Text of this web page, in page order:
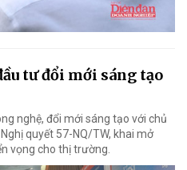
tư đổi mới sáng tạo
nghệ, đổi mới sáng tạo với chủ
quyết 57-NQ/TW, khai mở
vọng cho thị trường.